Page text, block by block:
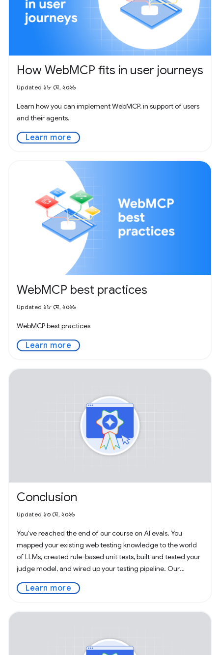
How WebMCP fits in user journeys
Updated ১৮ মে, ২০২৬
Learn how you can implement WebMCP, in support of users
and their agents.
Learn more
WebMCP best practices
Updated ১৮ মে, ২০২৬
WebMCP best practices
Learn more
Conclusion
Updated ১৩ মে, ২০২৬
You've reached the end of our course on AI evals. You
mapped your existing web testing knowledge to the world
of LLMs, created rule-based unit tests, built and tested your
judge model, and wired up your testing pipeline. Our
industry is concerned
Learn more